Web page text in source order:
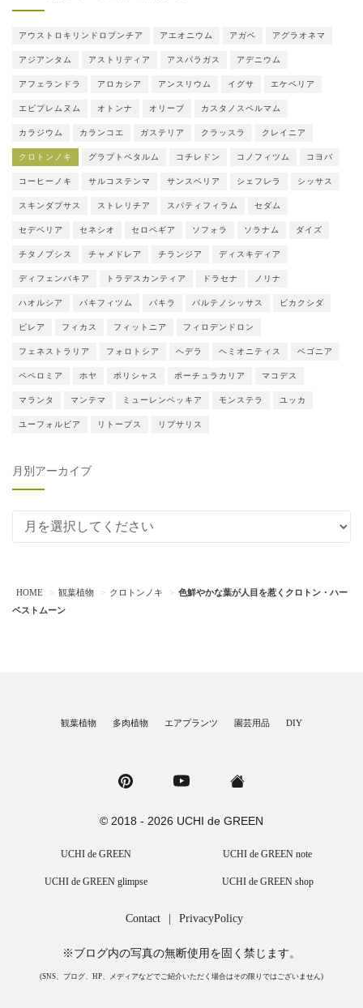
アウストロキリンドロプンチア アエオニウム アガベ アグラオネマ
アジアンタム アストリディア アスパラガス アデニウム
アフェランドラ アロカシア アンスリウム イグサ エケベリア
エピプレムヌム オトンナ オリーブ カスタノスペルマム
カラジウム カランコエ ガステリア クラッスラ クレイニア
クロトンノキ グラプトペタルム コチレドン コノフィツム コヨバ
コーヒーノキ サルコステンマ サンスベリア シェフレラ シッサス
スキンダプサス ストレリチア スパティフィラム セダム
セデベリア セネシオ セロペギア ソフォラ ソラナム ダイズ
チタノプシス チャメドレア チランジア ディスキディア
ディフェンバキア トラデスカンティア ドラセナ ノリナ
ハオルシア パキフィツム パキラ パルテノシッサス ビカクシダ
ピレア フィカス フィットニア フィロデンドロン
フェネストラリア フォロトシア ヘデラ ヘミオニティス ベゴニア
ペペロミア ホヤ ポリシャス ポーチュラカリア マコデス
マランタ マンテマ ミューレンベッキア モンステラ ユッカ
ユーフォルビア リトープス リプサリス
月別アーカイブ
月別アーカイブ
HOME 観葉植物 クロトンノキ
色鮮やかな葉が人目を惹くクロトン・ハー
ベストムーン
観葉植物 多肉植物 エアプランツ 園芸用品 DIY
© 2018 - 2026 UCHI de GREEN
UCHI de GREEN UCHI de GREEN note
UCHI de GREEN glimpse UCHI de GREEN shop
Contact PrivacyPolicy
※ブログ内の写真の無断使用を固く禁じます。
(SNS、ブログ、HP、メディアなどでご紹介いただく場合はその限りではございません)